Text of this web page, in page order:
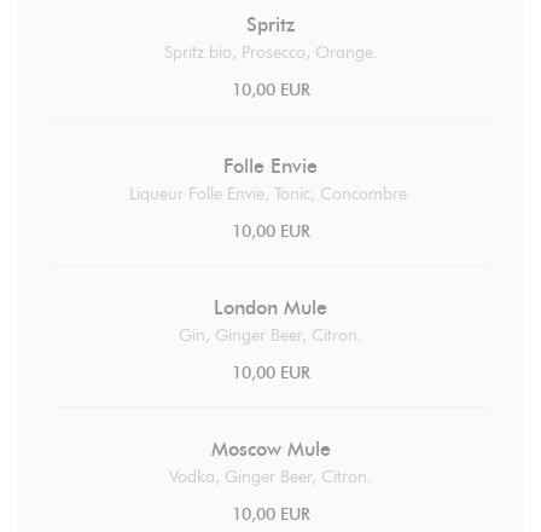
Spritz
Spritz bio, Prosecco, Orange.
10,00 EUR
Folle Envie
Liqueur Folle Envie, Tonic, Concombre.
10,00 EUR
London Mule
Gin, Ginger Beer, Citron.
10,00 EUR
Moscow Mule
Vodka, Ginger Beer, Citron.
10,00 EUR